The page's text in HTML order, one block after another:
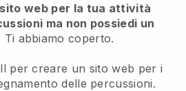
web per la tua attività
ma non possiedi un
Ti abbiamo coperto.
per creare un sito web per i
delle percussioni.